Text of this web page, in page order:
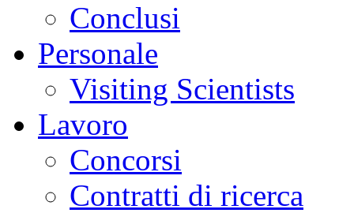
Conclusi
Personale
Visiting Scientists
Lavoro
Concorsi
Contratti di ricerca